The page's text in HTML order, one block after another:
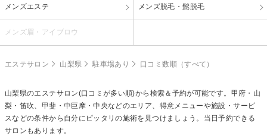
メンズエステ メンズ脱毛・髭脱毛
メンズ眉・アイブロウ
エステサロン 山梨県 駐車場あり 口コミ数順（すべて）
山梨県のエステサロン(口コミが多い順)から検索＆予約が可能です。甲府・山
梨・笛吹、甲斐・中巨摩・中央などのエリア、得意メニューや施設・サービ
スなどの条件から自分にピッタリの施術を見つけましょう。当日予約できる
サロンもあります。